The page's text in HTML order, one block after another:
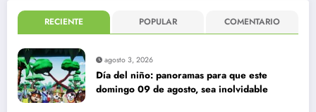
RECIENTE POPULAR COMENTARIO
agosto 3, 2026
Día del niño: panoramas para que este
domingo 09 de agosto, sea inolvidable